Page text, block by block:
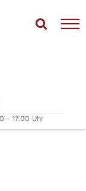
- 17.00 Uhr